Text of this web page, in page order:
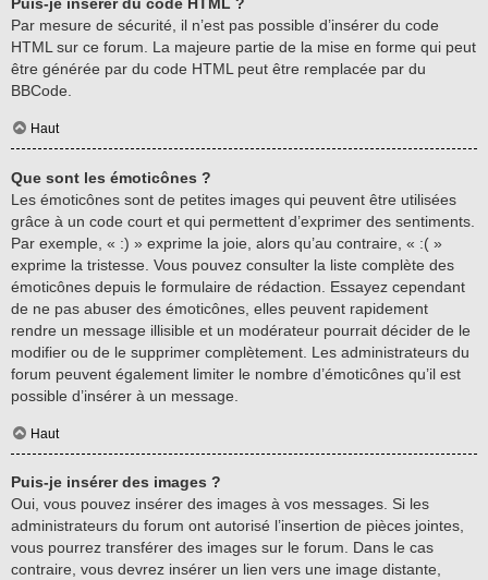
Par mesure de sécurité, il n’est pas possible d’insérer du code
HTML sur ce forum. La majeure partie de la mise en forme qui peut
être générée par du code HTML peut être remplacée par du
BBCode.
Haut
Que sont les émoticônes ?
Les émoticônes sont de petites images qui peuvent être utilisées
grâce à un code court et qui permettent d’exprimer des sentiments.
Par exemple, « :) » exprime la joie, alors qu’au contraire, « :( »
exprime la tristesse. Vous pouvez consulter la liste complète des
émoticônes depuis le formulaire de rédaction. Essayez cependant
de ne pas abuser des émoticônes, elles peuvent rapidement
rendre un message illisible et un modérateur pourrait décider de le
modifier ou de le supprimer complètement. Les administrateurs du
forum peuvent également limiter le nombre d’émoticônes qu’il est
possible d’insérer à un message.
Haut
Puis-je insérer des images ?
Oui, vous pouvez insérer des images à vos messages. Si les
administrateurs du forum ont autorisé l’insertion de pièces jointes,
vous pourrez transférer des images sur le forum. Dans le cas
contraire, vous devrez insérer un lien vers une image distante,